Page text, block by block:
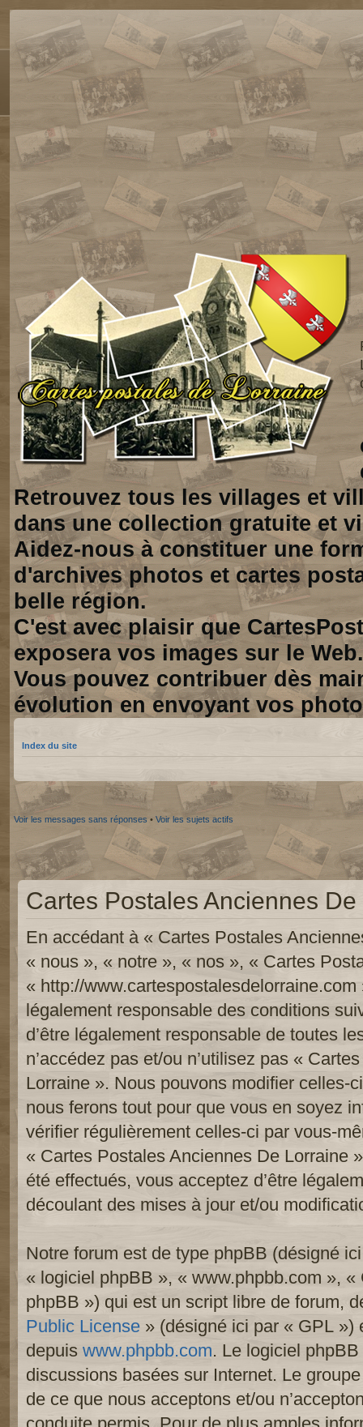
Retrouvez tous les villages et
dans une collection gratuite et
Aidez-nous à constituer une
d'archives photos et cartes
belle région.
C'est avec plaisir que
exposera vos images sur le Web.
Vous pouvez contribuer dès
évolution en envoyant vos
Index du site
Voir les messages sans réponses • Voir les sujets actifs
Cartes Postales Anciennes
En accédant à « Cartes Postales
« nous », « notre », « nos », « Cartes
« http://www.cartespostalesdelorraine.com
légalement responsable des conditions
d’être légalement responsable de toutes
n’accédez pas et/ou n’utilisez pas «
Lorraine ». Nous pouvons modifier celles-
nous ferons tout pour que vous en soyez
vérifier régulièrement celles-ci par vous-
« Cartes Postales Anciennes De Lorraine
été effectués, vous acceptez d’être
découlant des mises à jour et/ou
Notre forum est de type phpBB (désigné
« logiciel phpBB », « www.phpbb.com »,
phpBB ») qui est un script libre de forum,
Public License » (désigné ici par « GPL »)
depuis www.phpbb.com. Le logiciel
discussions basées sur Internet. Le
de ce que nous acceptons et/ou
conduite permis. Pour de plus amples